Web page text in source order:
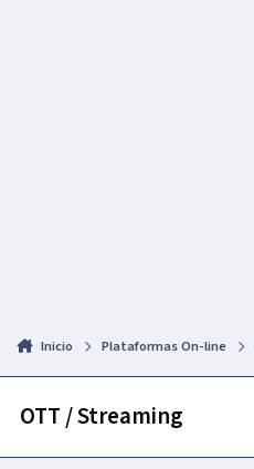
Inicio Plataformas On-line
OTT / Streaming